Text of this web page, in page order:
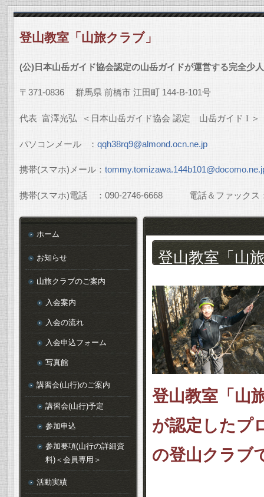
登山教室「山旅クラブ」
(公)日本山岳ガイド協会認定の山岳ガイドが運営する完全少
〒 371-0836 群馬県 前橋市 江田町 144-B-101号
代表 富澤光弘 ＜日本山岳ガイド協会 認定 山岳ガイド I ＞
パソコンメール ： qqh38rq9@almond.ocn.ne.jp
携帯(スマホ)メール：
携帯(スマホ)電話 ： 090-2746-6668電話＆ファックス
登山教室「山
登山教室「山
が認定したプ
の登山クラブ
ホーム
お知らせ
山旅クラブのご案内
入会案内
入会の流れ
入会申込フォーム
写真館
講習会(山行)のご案内
講習会(山行)予定
参加申込
参加要項(山行の詳細資
料)＜会員専用＞
活動実績